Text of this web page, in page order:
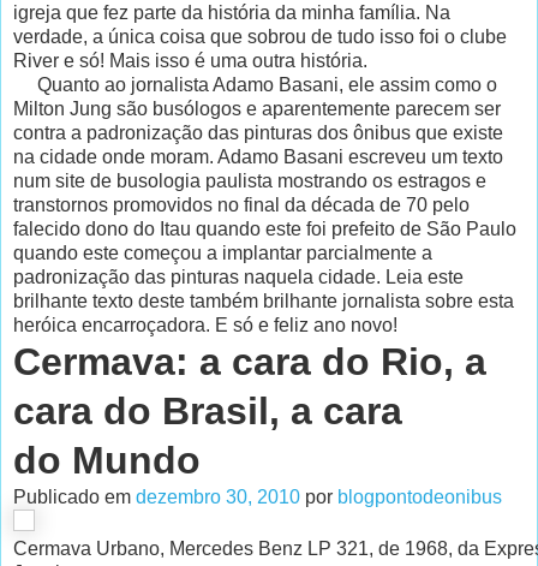
igreja que fez parte da história da minha família. Na
verdade, a única coisa que sobrou de tudo isso foi o clube
River e só! Mais isso é uma outra história.
Quanto ao jornalista Adamo Basani, ele assim como o
Milton Jung são busólogos e aparentemente parecem ser
contra a padronização das pinturas dos ônibus que existe
na cidade onde moram. Adamo Basani escreveu um texto
num site de busologia paulista mostrando os estragos e
transtornos promovidos no final da década de 70 pelo
falecido dono do Itau quando este foi prefeito de São Paulo
quando este começou a implantar parcialmente a
padronização das pinturas naquela cidade. Leia este
brilhante texto deste também brilhante jornalista sobre esta
heróica encarroçadora. E só e feliz ano novo!
Cermava: a cara do Rio, a
cara do Brasil, a cara
do Mundo
Publicado em dezembro 30, 2010 por blogpontodeonibus
Cermava Urbano, Mercedes Benz LP 321, de 1968, da